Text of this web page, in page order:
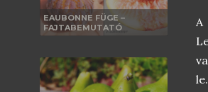
EAUBONNE FÜGE –
FAJTABEMUTATÓ
A